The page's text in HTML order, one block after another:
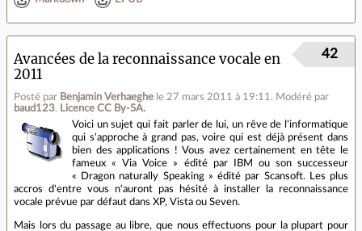
Avancées de la reconnaissance vocale en
2011
Posté par Benjamin Verhaeghe le 27 mars 2011 à 19:11 . Modéré par
baud123. Licence CC By‑SA.
42
Voici un sujet qui fait parler de lui, un rêve de l'informatique
qui s'approche à grand pas, voire qui est déjà présent dans
bien des applications ! Vous avez certainement en tête le
fameux « Via Voice » édité par IBM ou son successeur
« Dragon naturally Speaking » édité par Scansoft. Les plus
accros d'entre vous n'auront pas hésité à installer la reconnaissance
vocale prévue par défaut dans XP, Vista ou Seven.
Mais lors du passage au libre, que nous effectuons pour la plupart pour